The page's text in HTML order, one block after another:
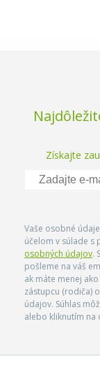
Získajte
Vaše osobné
účelom v súlade s
osobných údajov.
pošleme na váš
ak máte menej
zástupcu (rodiča)
údajov. Súhlas
alebo kliknutím na